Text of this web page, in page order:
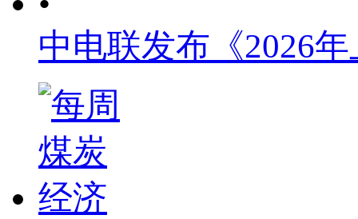
中电联发布《2026